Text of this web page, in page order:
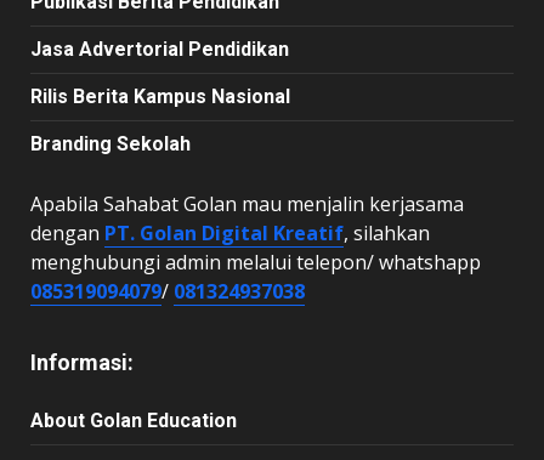
Jasa Advertorial Pendidikan
Rilis Berita Kampus Nasional
Branding Sekolah
Apabila Sahabat Golan mau menjalin kerjasama
dengan PT. Golan Digital Kreatif, silahkan
menghubungi admin melalui telepon/ whatshapp
085319094079/ 081324937038
Informasi:
About Golan Education